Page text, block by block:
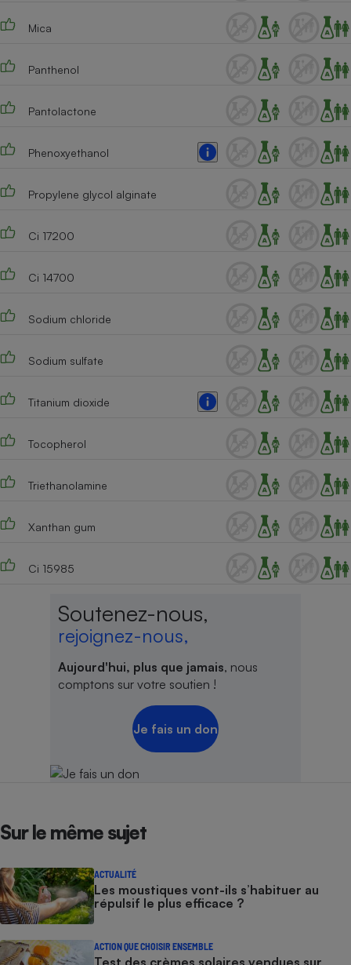
Mica
Panthenol
Pantolactone
Phenoxyethanol
Propylene glycol alginate
Ci 17200
Ci 14700
Sodium chloride
Sodium sulfate
Titanium dioxide
Tocopherol
Triethanolamine
Xanthan gum
Ci 15985
Soutenez-nous,
rejoignez-nous,
Aujourd'hui, plus que jamais, nous
comptons sur votre soutien !
Je fais un don
Sur le même sujet
ACTUALITÉ
Les moustiques vont-ils s’habituer au
répulsif le plus efficace ?
ACTION QUE CHOISIR ENSEMBLE